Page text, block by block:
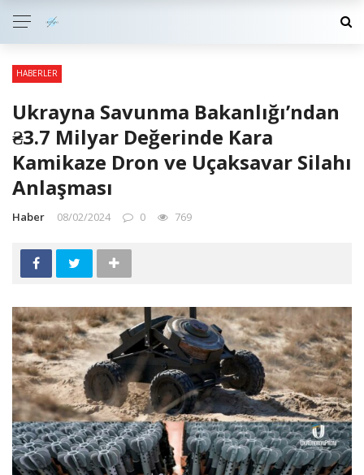
HABERLER
Ukrayna Savunma Bakanlığı’ndan
₴3.7 Milyar Değerinde Kara
Kamikaze Dron ve Uçaksavar Silahı
Anlaşması
Haber 08/02/2024 0 769